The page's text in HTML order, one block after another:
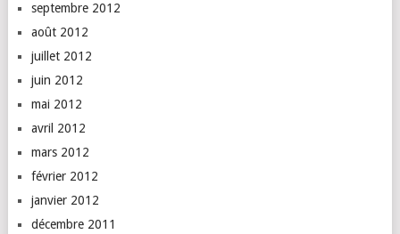
septembre 2012
août 2012
juillet 2012
juin 2012
mai 2012
avril 2012
mars 2012
février 2012
janvier 2012
décembre 2011